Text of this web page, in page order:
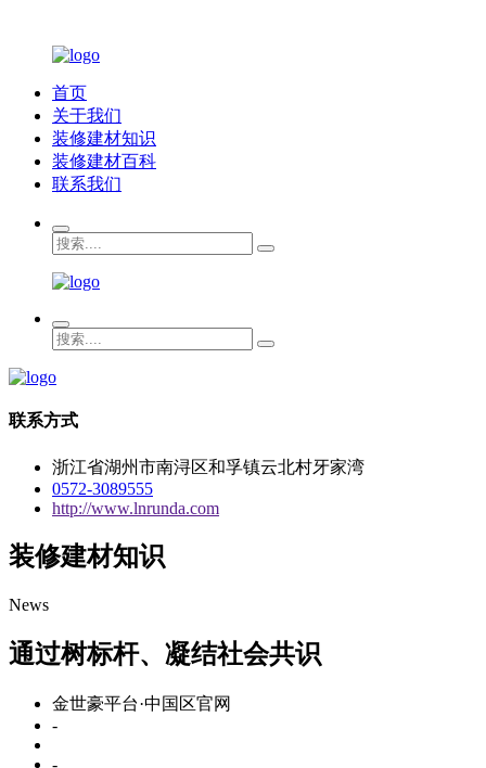
首页
关于我们
装修建材知识
装修建材百科
联系我们
联系方式
浙江省湖州市南浔区和孚镇云北村牙家湾
0572-3089555
http://www.lnrunda.com
装修建材知识
News
通过树标杆、凝结社会共识
金世豪平台·中国区官网
-